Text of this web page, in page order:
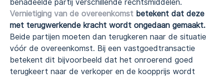
benadeelde partij verschillende rechtsmiddelen.
Vernietiging van de overeenkomst betekent dat deze
met terugwerkende kracht wordt ongedaan gemaakt.
Beide partijen moeten dan terugkeren naar de situatie
vóór de overeenkomst. Bij een vastgoedtransactie
betekent dit bijvoorbeeld dat het onroerend goed
terugkeert naar de verkoper en de koopprijs wordt